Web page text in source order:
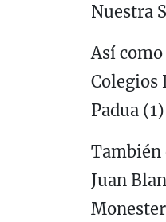
Nuestra
Así como
Colegios
Padua
También
Juan